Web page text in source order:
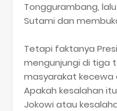
Tonggurambang,
Sutami dan
Tetapi faktanya
mengunjungi di tiga
masyarakat kecewa
Apakah kesalahan
Jokowi atau